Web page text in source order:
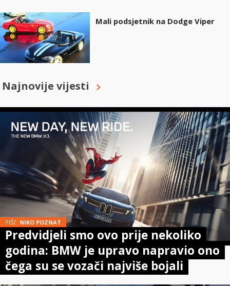
Mali podsjetnik na Dodge Viper
Najnovije vijesti
PIŠE: NIKO POZNAT
Predvidjeli smo ovo prije nekoliko
godina: BMW je upravo napravio ono
čega su se vozači najviše bojali